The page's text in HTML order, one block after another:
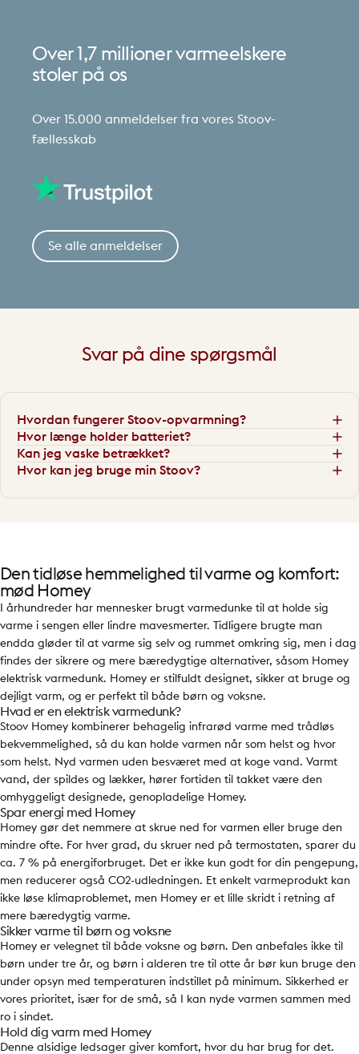
Over 1,7 millioner varmeelskere
stoler på os
Over 15.000 anmeldelser fra vores Stoov-
fællesskab
Se alle anmeldelser
Svar på dine spørgsmål
Hvordan fungerer Stoov-opvarmning?
Hvor længe holder batteriet?
Kan jeg vaske betrækket?
Hvor kan jeg bruge min Stoov?
Den tidløse hemmelighed til varme og komfort:
mød Homey
I århundreder har mennesker brugt varmedunke til at holde sig
varme i sengen eller lindre mavesmerter. Tidligere brugte man
endda gløder til at varme sig selv og rummet omkring sig, men i dag
findes der sikrere og mere bæredygtige alternativer, såsom Homey
elektrisk varmedunk. Homey er stilfuldt designet, sikker at bruge og
dejligt varm, og er perfekt til både børn og voksne.
Hvad er en elektrisk varmedunk?
Stoov Homey kombinerer behagelig infrarød varme med trådløs
bekvemmelighed, så du kan holde varmen når som helst og hvor
som helst. Nyd varmen uden besværet med at koge vand. Varmt
vand, der spildes og lækker, hører fortiden til takket være den
omhyggeligt designede, genopladelige Homey.
Spar energi med Homey
Homey gør det nemmere at skrue ned for varmen eller bruge den
mindre ofte. For hver grad, du skruer ned på termostaten, sparer du
ca. 7 % på energiforbruget. Det er ikke kun godt for din pengepung,
men reducerer også CO2-udledningen. Et enkelt varmeprodukt kan
ikke løse klimaproblemet, men Homey er et lille skridt i retning af
mere bæredygtig varme.
Sikker varme til børn og voksne
Homey er velegnet til både voksne og børn. Den anbefales ikke til
børn under tre år, og børn i alderen tre til otte år bør kun bruge den
under opsyn med temperaturen indstillet på minimum. Sikkerhed er
vores prioritet, især for de små, så I kan nyde varmen sammen med
ro i sindet.
Hold dig varm med Homey
Denne alsidige ledsager giver komfort, hvor du har brug for det.